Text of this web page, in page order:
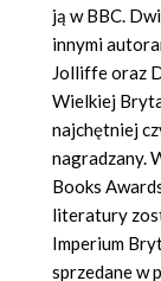
ją w BBC.
innymi
Jolliffe oraz
Wielkiej
najchętniej
nagradzany.
Books
literatury
Imperium
sprzedane w